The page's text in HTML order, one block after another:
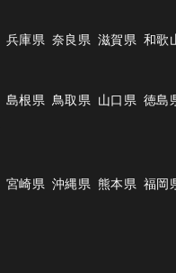
兵庫県 奈良県 滋賀県 和歌
島根県 鳥取県 山口県 徳島
宮崎県 沖縄県 熊本県 福岡